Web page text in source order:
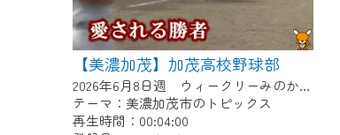
【美濃加茂】加茂高校野球部
2026年6月8日週 ウィークリーみのかもにて放送
テーマ：美濃加茂市のトピックス
再生時間：00:04:00